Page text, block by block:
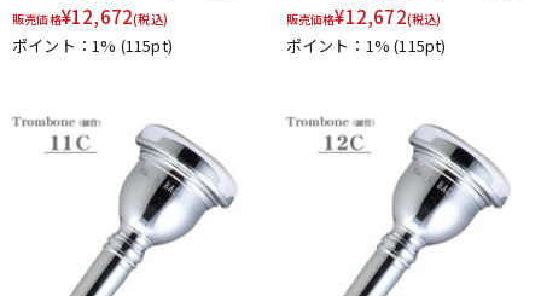
販売価格¥12,672(税込)
ポイント：1% (115pt)
販売価格¥12,672(税込)
ポイント：1%(115pt)